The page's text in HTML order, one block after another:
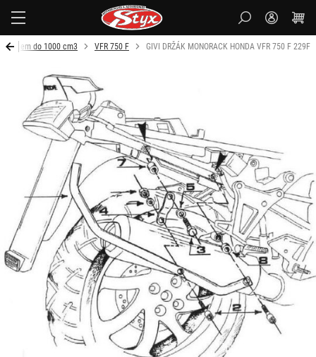
Objem do 1000 cm3 VFR 750 F GIVI DRŽÁK MONORACK HONDA VFR 750 F 229F